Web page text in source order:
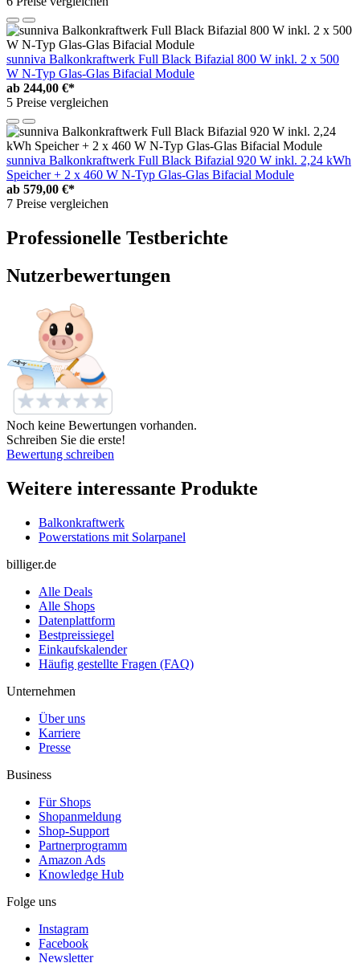
sunniva Balkonkraftwerk Full Black Bifazial 800 W inkl. 2 x 500
W N-Typ Glas-Glas Bifacial Module
ab 244,00 €*
5 Preise vergleichen
sunniva Balkonkraftwerk Full Black Bifazial 920 W inkl. 2,24 kWh
Speicher + 2 x 460 W N-Typ Glas-Glas Bifacial Module
ab 579,00 €*
7 Preise vergleichen
Professionelle Testberichte
Nutzerbewertungen
Noch keine Bewertungen vorhanden.
Schreiben Sie die erste!
Bewertung schreiben
Weitere interessante Produkte
Balkonkraftwerk
Powerstations mit Solarpanel
billiger.de
Alle Deals
Alle Shops
Datenplattform
Bestpreissiegel
Einkaufskalender
Häufig gestellte Fragen (FAQ)
Unternehmen
Über uns
Karriere
Presse
Business
Für Shops
Shopanmeldung
Shop-Support
Partnerprogramm
Amazon Ads
Knowledge Hub
Folge uns
Instagram
Facebook
Newsletter